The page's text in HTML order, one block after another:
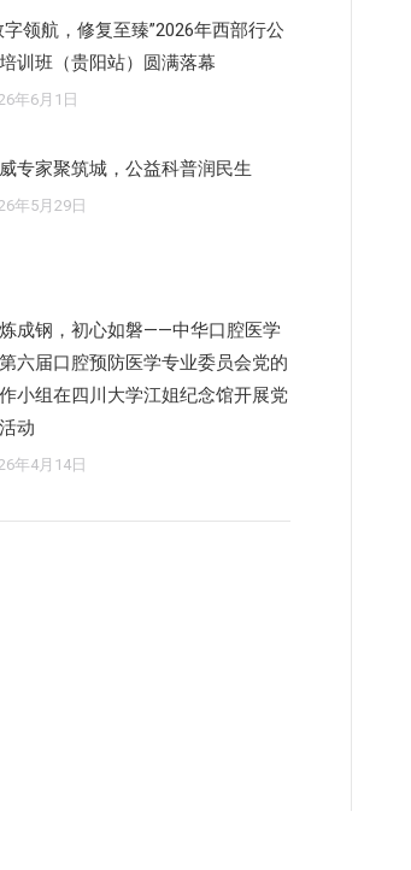
字领航，修复至臻”2026年西部行公
训班（贵阳站）圆满落幕
年6月1日
专家聚筑城，公益科普润民生
年5月29日
成钢，初心如磐——中华口腔医学
六届口腔预防医学专业委员会党的
小组在四川大学江姐纪念馆开展党
动
年4月14日